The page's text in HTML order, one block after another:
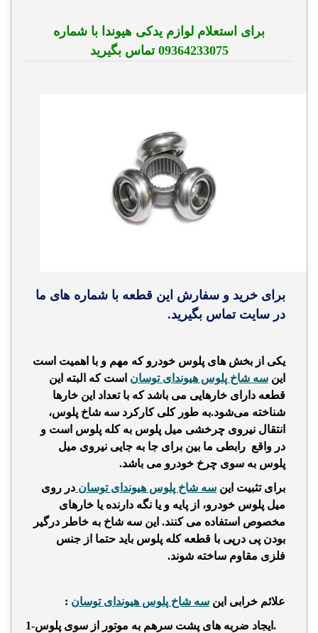
برای استعلام لوازم یدکی هیوندا با شماره
09364233075 تماس بگیرید
برای خرید و سفارش این قطعه با شماره های ما
در سایت تماس بگیرید.
یکی از بخش های پلوس خودرو که مهم و با اهمیت است
این سه شاخ پلوس هیوندای توسان است که البته این
قطعه دارای خارهایی می باشد که با تعداد این خارها
شناخته می‌شود.به طور کلیکارکرد سه شاخ پلوس،
انتقال نیروی چرخشی میل پلوس به کله پلوس است و
در واقع رابطی ما بین برای جا به جایی نیروی میل
پلوس به سوی چرخ خودرو می باشد.
برای تثبیت این سه شاخ پلوس هیوندای توسان در روی
میل پلوس خودرو، از پایه و یا نگه دارنده یا خارهای
مخصوص استفاده می کنند. این سه شاخ به خاطر درگیر
بودن پی درپی با قطعه کله پلوس باید حتما از جنس
فلزی مقاوم ساخته شوند.
علائم خرابی این سه شاخ پلوس هیوندای توسان :
1-ایجاد ضربه های پشت سرهم به موتور از سوی پلوس.